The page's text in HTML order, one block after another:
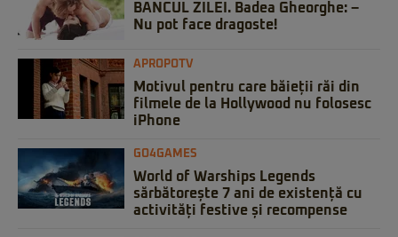
BANCUL ZILEI. Badea Gheorghe: –
Nu pot face dragoste!
APROPOTV
Motivul pentru care băieții răi din
filmele de la Hollywood nu folosesc
iPhone
GO4GAMES
World of Warships Legends
sărbătorește 7 ani de existență cu
activități festive și recompense